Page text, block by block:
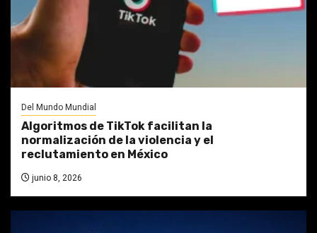
Del Mundo Mundial
Algoritmos de TikTok facilitan la
normalización de la violencia y el
reclutamiento en México
junio 8, 2026